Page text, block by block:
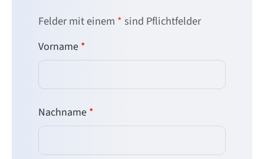
Felder mit einem *sind Pflichtfelder
Vorname *
Nachname *